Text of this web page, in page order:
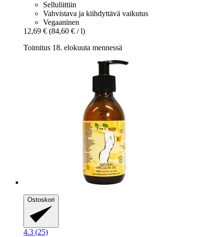
Selluliittiin
Vahvistava ja kiihdyttävä vaikutus
Vegaaninen
12,69 € (84,60 € / l)
Toimitus 18. elokuuta mennessä
Ostoskori
4.3 (25)